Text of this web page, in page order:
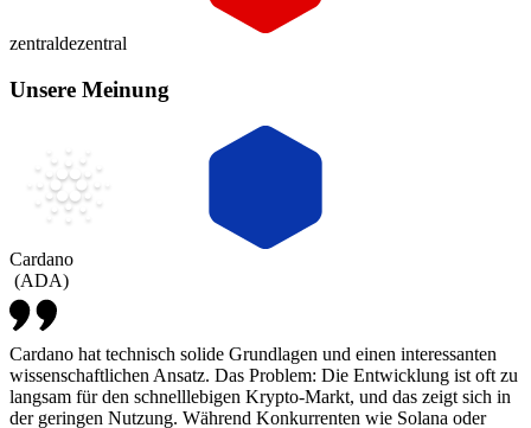
zentraldezentral
Unsere Meinung
Cardano
(ADA)
Cardano hat technisch solide Grundlagen und einen interessanten
wissenschaftlichen Ansatz. Das Problem: Die Entwicklung ist oft zu
langsam für den schnelllebigen Krypto-Markt, und das zeigt sich in
der geringen Nutzung. Während Konkurrenten wie Solana oder